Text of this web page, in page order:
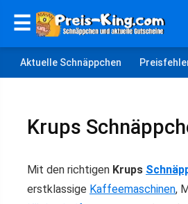
☰
Aktuelle Schnäppchen
Krups
Mit den richtigen Krups
erstklassige Kaffeemaschinen,